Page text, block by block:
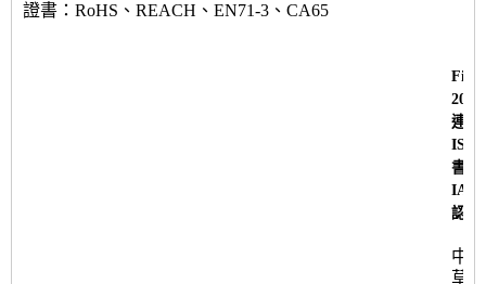
證書：RoHS、REACH、EN71-3、CA65
連續
ISO
書。
認證
中
草